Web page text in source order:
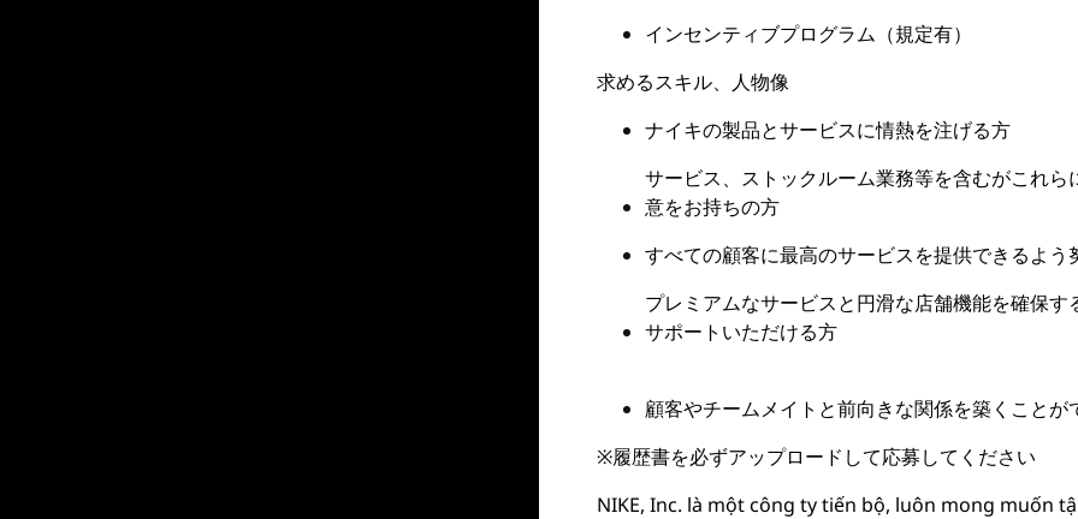
インセンティブプログラム（規定有）
求めるスキル、人物像
ナイキの製品とサービスに情熱を注げる方
サービス、ストックルーム業務等を含むがこれ
意をお持ちの方
すべての顧客に最高のサービスを提供できるよう
プレミアムなサービスと円滑な店舗機能を確保
サポートいただける方
顧客やチームメイトと前向きな関係を築くことが
※履歴書を必ずアップロードして応募してください
NIKE, Inc. là một công ty tiến bộ, luôn mong muốn